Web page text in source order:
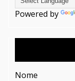
Powered by
Nome